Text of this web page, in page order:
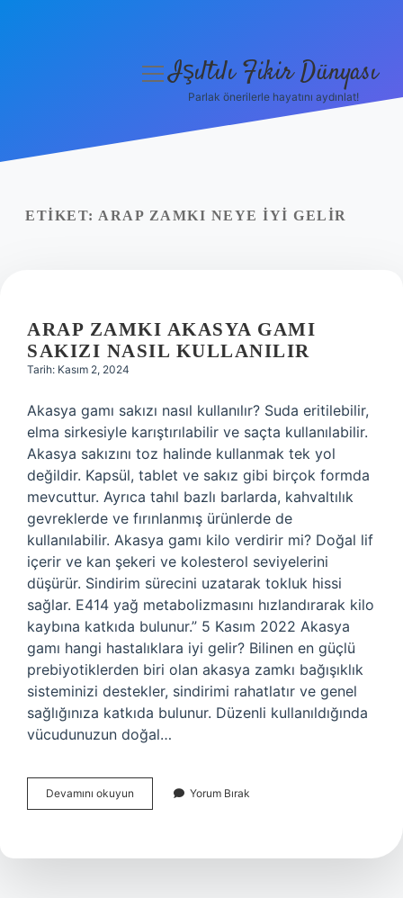
Yasal Uyarı
menüyüIşıltılı Fikir Dünyası
Parlak önerilerle hayatını aydınlat!
ETIKET: ARAP ZAMKI NEYE IYI GELIR
ARAP ZAMKI AKASYA GAMI
SAKIZI NASIL KULLANILIR
Tarih: Kasım 2, 2024
Akasya gamı sakızı nasıl kullanılır? Suda eritilebilir,
elma sirkesiyle karıştırılabilir ve saçta kullanılabilir.
Akasya sakızını toz halinde kullanmak tek yol
değildir. Kapsül, tablet ve sakız gibi birçok formda
mevcuttur. Ayrıca tahıl bazlı barlarda, kahvaltılık
gevreklerde ve fırınlanmış ürünlerde de
kullanılabilir. Akasya gamı kilo verdirir mi? Doğal lif
içerir ve kan şekeri ve kolesterol seviyelerini
düşürür. Sindirim sürecini uzatarak tokluk hissi
sağlar. E414 yağ metabolizmasını hızlandırarak kilo
kaybına katkıda bulunur.” 5 Kasım 2022 Akasya
gamı hangi hastalıklara iyi gelir? Bilinen en güçlü
prebiyotiklerden biri olan akasya zamkı bağışıklık
sisteminizi destekler, sindirimi rahatlatır ve genel
sağlığınıza katkıda bulunur. Düzenli kullanıldığında
vücudunuzun doğal…
Devamını okuyun
Zamkı
Sakızı
Yorum Bırak